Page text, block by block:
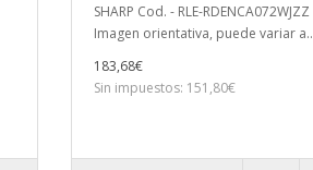
SHARP Cod. - RLE-RDENCA072WJZZ
Imagen orientativa, puede variar a..
183,68€
Sin impuestos: 151,80€